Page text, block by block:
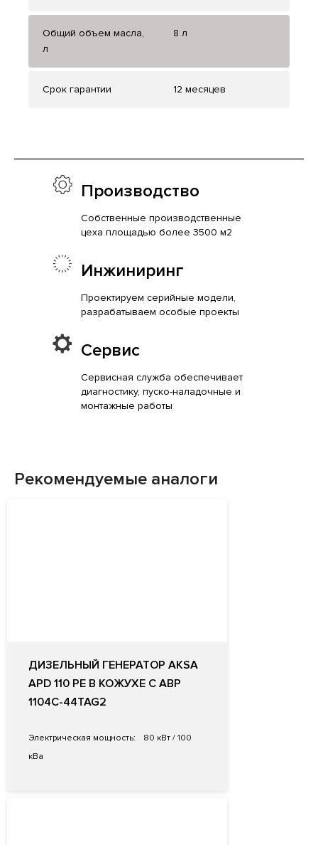
Общий объем масла,
л
8 л
Срок гарантии 12 месяцев
Производство
Собственные производственные
цеха площадью более 3500 м2
Инжиниринг
Проектируем серийные модели,
разрабатываем особые проекты
Сервис
Сервисная служба обеспечивает
диагностику, пуско-наладочные и
монтажные работы
Рекомендуемые аналоги
ДИЗЕЛЬНЫЙ ГЕНЕРАТОР AKSA
APD 110 PE В КОЖУХЕ С АВР
1104C-44TAG2
Электрическая мощность:
80 кВт / 100
кВа